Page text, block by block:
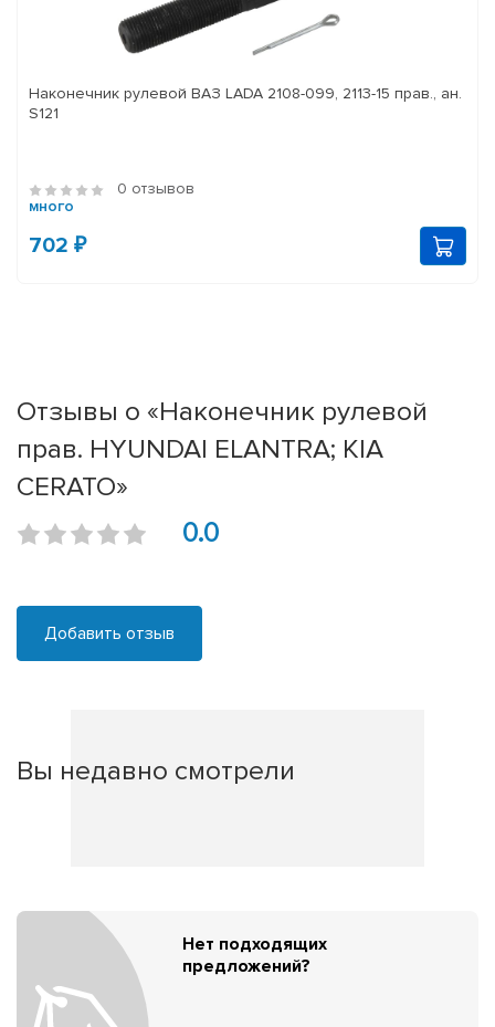
Наконечник рулевой ВАЗ LADA 2108-099, 2113-15 прав., ан.
S121
0 отзывов
много
702 ₽
Отзывы о «Наконечник рулевой
прав. HYUNDAI ELANTRA; KIA
CERATO»
0.0
Добавить отзыв
Вы недавно смотрели
Нет подходящих
предложений?